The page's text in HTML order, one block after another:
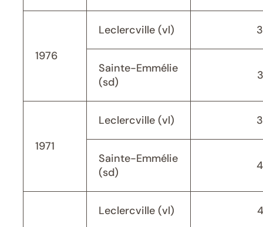
1976
Leclercville (vl)
Sainte-Emmélie
(sd)
1971
Leclercville (vl)
Sainte-Emmélie
(sd)
Leclercville (vl)